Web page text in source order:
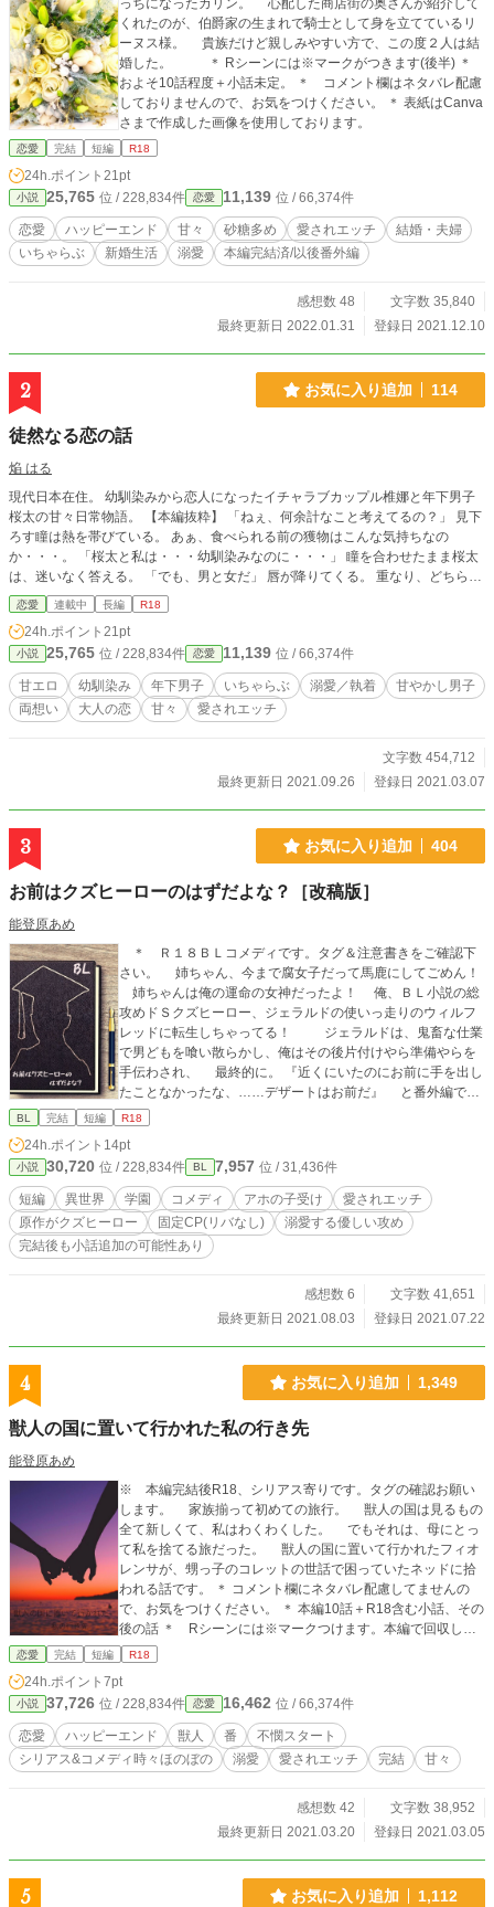
っちになったカリン。 心配した商店街の奥さんが紹介して
くれたのが、伯爵家の生まれで騎士として身を立てているリ
ーヌス様。 貴族だけど親しみやすい方で、この度２人は結
婚した。 ＊ Rシーンには※マークがつきます(後半) ＊
およそ10話程度＋小話未定。 ＊ コメント欄はネタバレ配慮
しておりませんので、お気をつけください。 ＊ 表紙はCanva
さまで作成した画像を使用しております。
恋愛 完結 短編 R18
24h.ポイント 21pt
小説 25,765 位 / 228,834件 恋愛 11,139 位 / 66,374件
恋愛 ハッピーエンド 甘々 砂糖多め 愛されエッチ
結婚・夫婦
いちゃらぶ
新婚生活 溺愛 本編完結済/以後番外編
感想数 48
文字数 35,840
最終更新日 2022.01.31
登録日 2021.12.10
2 お気に入り追加 114
徒然なる恋の話
焔 はる
現代日本在住。 幼馴染みから恋人になったイチャラブカップル椎娜と年下男子
桜太の甘々日常物語。 【本編抜粋】 「ねぇ、何余計なこと考えてるの？」 見下
ろす瞳は熱を帯びている。 あぁ、食べられる前の獲物はこんな気持ちなの
か・・・。 「桜太と私は・・・幼馴染みなのに・・・」 瞳を合わせたまま桜太
は、迷いなく答える。 「でも、男と女だ」 唇が降りてくる。 重なり、どちらと
もなく、開いた唇の隙間から舌を絡める。 ～＊～＊～＊～＊～＊～＊～＊～＊
～＊～＊～＊～＊～＊～＊～＊～＊～＊～ 関係を変える為の桜太の決意。 愛す
る事が生きる理由。 巡り逢い、愛する為に生まれてきた、運命に導かれた恋。
戸惑いながらも椎娜は愛されることを受け入れ、 ２人は幼馴染みから１人の男
と女へ。 官能的な愛し合い、仲良し、イチャラブは２人にとって当たり前にあ
るべき姿。 甘々男子桜太と、愛され女子椎娜のお話です。 ～＊～＊～＊～＊～
＊～＊～＊～＊～＊～＊～＊～＊～＊～＊～＊～＊～＊～ 〖登場人物〗＊順次
～＊～＊～＊～＊～＊～＊～＊～＊～＊～＊～＊～＊～＊～＊～＊～＊～＊～
す、ご注意下さい(五夜以降『中出し』表現あります) ・イチャえろ、甘えろがか
なりあります。 ・桜太は椎娜を求めるのが生きる理由で本能です。 ＊それぞれs
ideのページがあります。 ＊公開後の誤字脱字修正、加筆修正があります。 ～＊
～＊～＊～＊～＊～＊～＊～＊～＊～＊～＊～＊～＊～＊～＊～＊～＊～ ＊更
新に関して：7/6変更しました。 執筆状況の為更新不定期なるかもしれないで
す。 1日1回は更新したい。 ～＊～＊～＊～＊～＊～＊～＊～＊～＊～＊～＊～
＊～＊～＊～＊～＊～＊～ ＊他社投稿サイトに掲載中。 ・pixiv：緋月 十彩(と
いろ) （pixivFANBOXにてスピンオフやサイドストーリーも公開中） ・小説家に
なろう(ムーンライトノベルズ)：ほむら はる
恋愛 連載中 長編 R18
24h.ポイント 21pt
小説 25,765 位 / 228,834件 恋愛 11,139 位 / 66,374件
甘エロ 幼馴染み 年下男子 いちゃらぶ 溺愛／執着
甘やかし男子
両想い
大人の恋 甘々 愛されエッチ
文字数 454,712
最終更新日 2021.09.26
登録日 2021.03.07
3 お気に入り追加 404
お前はクズヒーローのはずだよな？［改稿版］
能登原あめ
＊ Ｒ１８ＢＬコメディです。タグ＆注意書きをご確認下
さい。 姉ちゃん、今まで腐女子だって馬鹿にしてごめん！
姉ちゃんは俺の運命の女神だったよ！ 俺、ＢＬ小説の総
攻めドＳクズヒーロー、ジェラルドの使いっ走りのウィルフ
レッドに転生しちゃってる！ ジェラルドは、鬼畜な仕業
で男どもを喰い散らかし、俺はその後片付けやら準備やらを
手伝わされ、 最終的に。 『近くにいたのにお前に手を出し
たことなかったな、……デザートはお前だ』 と番外編であ
っさり喰べられちゃうんだ。 姉ちゃんはそれをご褒美だと
からね。 その運命から逃れてみせるよ！ 一途に溺愛
するジェラルドと、それになかなか気づかないウィルフレッ
ドの恋の話です。 ＊ ＴＳ転生腐女子が紛れ込んでいます(本
編後、注意書きあり) ＊ 攻めからのフェラあり(８話目) ＊
アカウント統合のため、別名義で投稿('20.10〜11)した話を加
筆修正しています。そちらは引き下げました。→ささやかに
クをつけます。 ＊ コメント欄のネタバレ配慮していないの
でお気をつけください。 ＊ 表紙はCanvaさまで作成した画
BL 完結 短編 R18
24h.ポイント 14pt
小説 30,720 位 / 228,834件 BL 7,957 位 / 31,436件
短編 異世界 学園 コメディ アホの子受け
愛されエッチ
原作がクズヒーロー
固定CP(リバなし)
溺愛する優しい攻め
完結後も小話追加の可能性あり
感想数 6
文字数 41,651
最終更新日 2021.08.03
登録日 2021.07.22
4 お気に入り追加 1,349
獣人の国に置いて行かれた私の行き先
能登原あめ
※ 本編完結後R18、シリアス寄りです。タグの確認お願い
します。 家族揃って初めての旅行。 獣人の国は見るもの
全て新しくて、私はわくわくした。 でもそれは、母にとっ
て私を捨てる旅だった。 獣人の国に置いて行かれたフィオ
レンサが、甥っ子のコレットの世話で困っていたネッドに拾
われる話です。 ＊ コメント欄にネタバレ配慮してませんの
で、お気をつけください。 ＊ 本編10話＋R18含む小話、その
後の話 ＊ Rシーンには※マークつけます。本編で回収して
いない部分をこちらにちょこっと追加、年齢も少し引き上げ
恋愛 完結 短編 R18
24h.ポイント 7pt
小説 37,726 位 / 228,834件 恋愛 16,462 位 / 66,374件
恋愛 ハッピーエンド 獣人 番
不憫スタート
シリアス&コメディ時々ほのぼの
溺愛 愛されエッチ 完結 甘々
感想数 42
文字数 38,952
最終更新日 2021.03.20
登録日 2021.03.05
5 お気に入り追加 1,112